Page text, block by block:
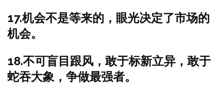
17.机会不是等来的，眼光决定了市场的
机会。
18.不可盲目跟风，敢于标新立异，敢于
蛇吞大象，争做最强者。